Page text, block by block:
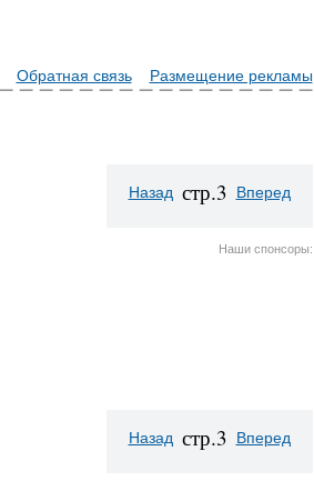
Обратная связь Размещение рекламы
Назад стр.3 Вперед
Наши спонсоры:
Назад стр.3 Вперед